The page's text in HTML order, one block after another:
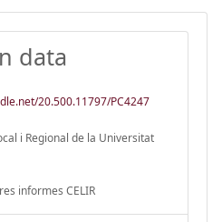
data
20.500.11797/PC4247
i Regional de la Universitat
informes CELIR